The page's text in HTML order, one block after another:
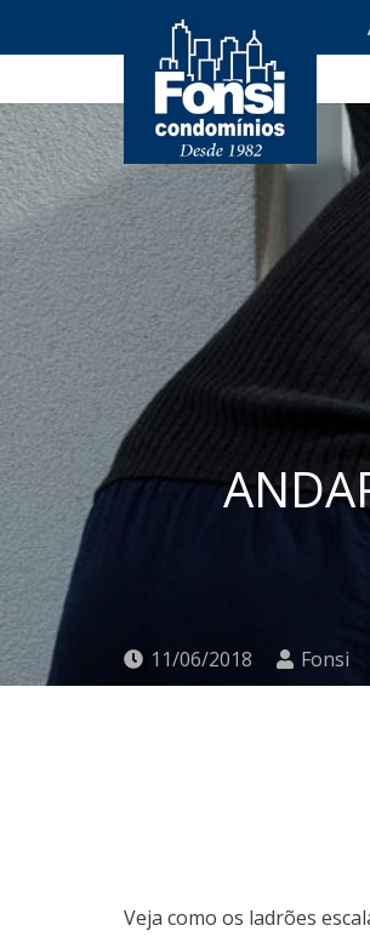
11/06/2018 Fonsi
Veja como os ladrões